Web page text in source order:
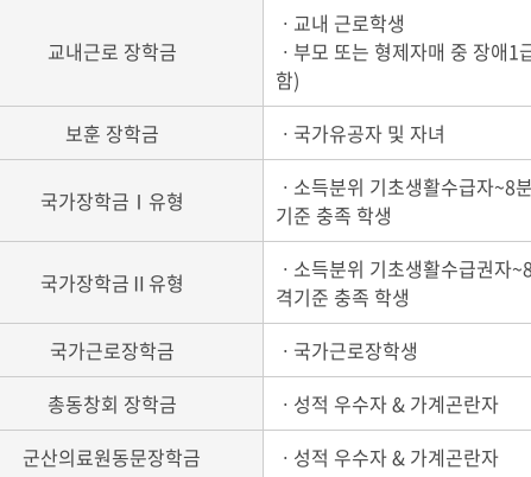
교내근로 장학금
ㆍ교내 근로학생
ㆍ부모 또는 형제자매 중 장애
함)
보훈 장학금 ㆍ국가유공자 및 자녀
국가장학금Ⅰ유형
ㆍ소득분위 기초생활수급자~8
기준 충족 학생
국가장학금Ⅱ유형
ㆍ소득분위 기초생활수급권자
격기준 충족 학생
국가근로장학금 ㆍ국가근로장학생
총동창회 장학금
ㆍ성적 우수자 & 가계곤란자
군산의료원동문장학금
ㆍ성적 우수자 & 가계곤란자